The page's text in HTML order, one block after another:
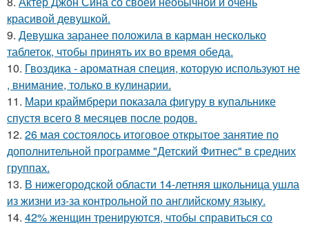
красивой девушкой.
9. Девушка заранее положила в карман несколько
таблеток, чтобы принять их во время обеда.
10. Гвоздика - ароматная специя, которую используют не
, внимание, только в кулинарии.
11. Мари краймбрери показала фигуру в купальнике
спустя всего 8 месяцев после родов.
12. 26 мая состоялось итоговое открытое занятие по
дополнительной программе "Детский Фитнес" в средних
группах.
13. В нижегородской области 14-летняя школьница ушла
из жизни из-за контрольной по английскому языку.
14. 42% женщин тренируются, чтобы справиться со